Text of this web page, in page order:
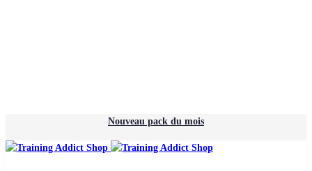
Nouveau pack du mois